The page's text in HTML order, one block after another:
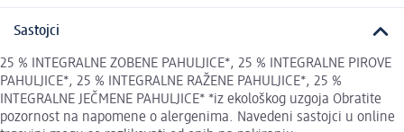
Sastojci
25 % INTEGRALNE ZOBENE PAHULJICE*, 25 % INTEGRALNE PIROVE
PAHULJICE*, 25 % INTEGRALNE RAŽENE PAHULJICE*, 25 %
INTEGRALNE JEČMENE PAHULJICE* *iz ekološkog uzgoja Obratite
pozornost na napomene o alergenima. Navedeni sastojci u online